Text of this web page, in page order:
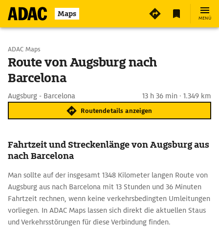
Maps MENÜ
Start wählen
Ziel eingeben
ADAC Maps
Route von Augsburg nach
Barcelona
Augsburg - Barcelona 13 h 36 min · 1.349 km
Routendetails anzeigen
Fahrtzeit und Streckenlänge von Augsburg aus
nach Barcelona
Man sollte auf der insgesamt 1348 Kilometer langen Route von
Augsburg aus nach Barcelona mit 13 Stunden und 36 Minuten
Fahrtzeit rechnen, wenn keine verkehrsbedingten Umleitungen
vorliegen. In ADAC Maps lassen sich direkt die aktuellen Staus
und Verkehrsstörungen für diese Verbindung finden.